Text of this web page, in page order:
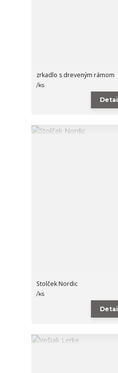
zrkadlo s dreveným rámom
/ks
Detail
Stolček Nordic
/ks
Detail